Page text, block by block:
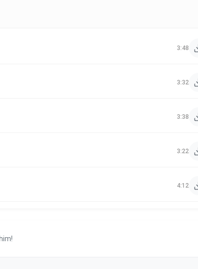
3:48
3:32
3:38
3:22
4:12